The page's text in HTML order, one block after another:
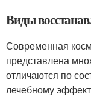
Виды
Современная
представлена
отличаются по
лечебному